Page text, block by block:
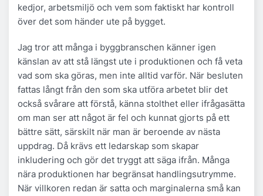
kedjor, arbetsmiljö och vem som faktiskt har kontroll
över det som händer ute på bygget.
Jag tror att många i byggbranschen känner igen
känslan av att stå längst ute i produktionen och få veta
vad som ska göras, men inte alltid varför. När besluten
fattas långt från den som ska utföra arbetet blir det
också svårare att förstå, känna stolthet eller ifrågasätta
om man ser att något är fel och kunnat gjorts på ett
bättre sätt, särskilt när man är beroende av nästa
uppdrag. Då krävs ett ledarskap som skapar
inkludering och gör det tryggt att säga ifrån. Många
nära produktionen har begränsat handlingsutrymme.
När villkoren redan är satta och marginalerna små kan